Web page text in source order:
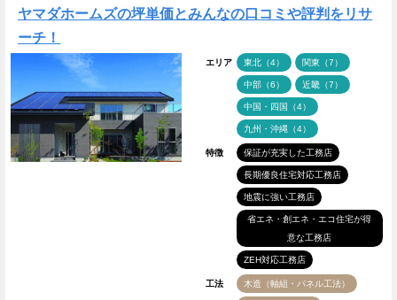
ヤマダホームズの坪単価とみんなの口コミや評判をリサ
ーチ！
エリア 東北（4） 関東（7）
中部（6） 近畿（7）
中国・四国（4）
九州・沖縄（4）
特徴 保証が充実した工務店
長期優良住宅対応工務店
地震に強い工務店
省エネ・創エネ・エコ住宅が得
意な工務店
ZEH対応工務店
工法 木造（軸組・パネル工法）